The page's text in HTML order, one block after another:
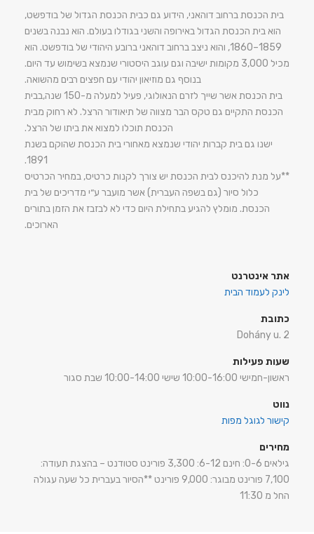
בית הכנסת ברחוב דוהאני, הידוע גם כבית הכנסת הגדול של בודפשט,
הוא בית הכנסת הגדול באירופה והשני בגודלו בעולם. הוא נבנה בשנים
1859–1860, והוא ניצב ברחוב דוהאני ברובע היהודי של בודפשט. הוא
מכיל 3,000 מקומות ישיבה וגם עוגב היסטורי שנמצא בשימוש עד היום.
בנוסף גם מוזיאון יהודי עם חפצים רבים מהשואה.
בית הכנסת אשר שייך לזרם הנאולוגי, פעיל למעלה מ-150 שנה,בבית
הכנסת התקיים גם טקס הבר מצווה של תיאודור הרצל. לא רחוק מבית
הכנסת תוכלו למצוא את ביתו של הרצל.
ישנו גם בית קברות יהודי שנמצא מאחורי בית הכנסת שהוקם בשנת
1891.
**על מנת להיכנס לבית הכנסת יש צורך לקנות כרטיס, במחיר הכרטיס
כלול סיור (גם בשפה העברית) אשר מועבר ע״י מדריכים של בית
הכנסת. מומלץ להגיע בתחילת היום כדי לא לבזבז את הזמן בתורים
הארוכים.
אתר אינטרנט
לינק לעמוד הבית
כתובת
Dohány u. 2
שעות פעילות
ראשון-חמישי 10:00-16:00 שישי 10:00-14:00 שבת סגור
נווט
קישור לגוגל מפות
מחירים
גילאים 0-6: חינם 6-12: 3,300 פורינט סטודנט – בהצגת תעודה:
7,100 פורינט מבוגר: 9,000 פורינט **הסיור בעברית כל שעה עגולה
החל מ 11:30